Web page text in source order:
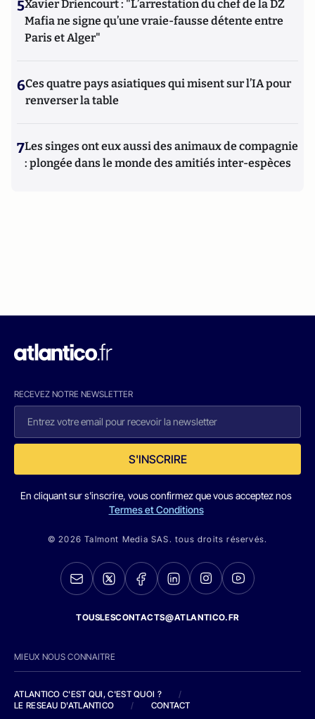
5Xavier Driencourt : "L’arrestation du chef de la DZ
Mafia ne signe qu’une vraie-fausse détente entre
Paris et Alger"
6Ces quatre pays asiatiques qui misent sur l’IA pour
renverser la table
7Les singes ont eux aussi des animaux de compagnie
: plongée dans le monde des amitiés inter-espèces
RECEVEZ NOTRE NEWSLETTER
S'INSCRIRE
En cliquant sur s'inscrire, vous confirmez que vous acceptez nos
Termes et Conditions
© 2026 Talmont Media SAS. tous droits réservés.
TOUSLESCONTACTS@ATLANTICO.FR
MIEUX NOUS CONNAITRE
ATLANTICO C'EST QUI, C'EST QUOI ?
/
LE RESEAU D'ATLANTICO
/ CONTACT